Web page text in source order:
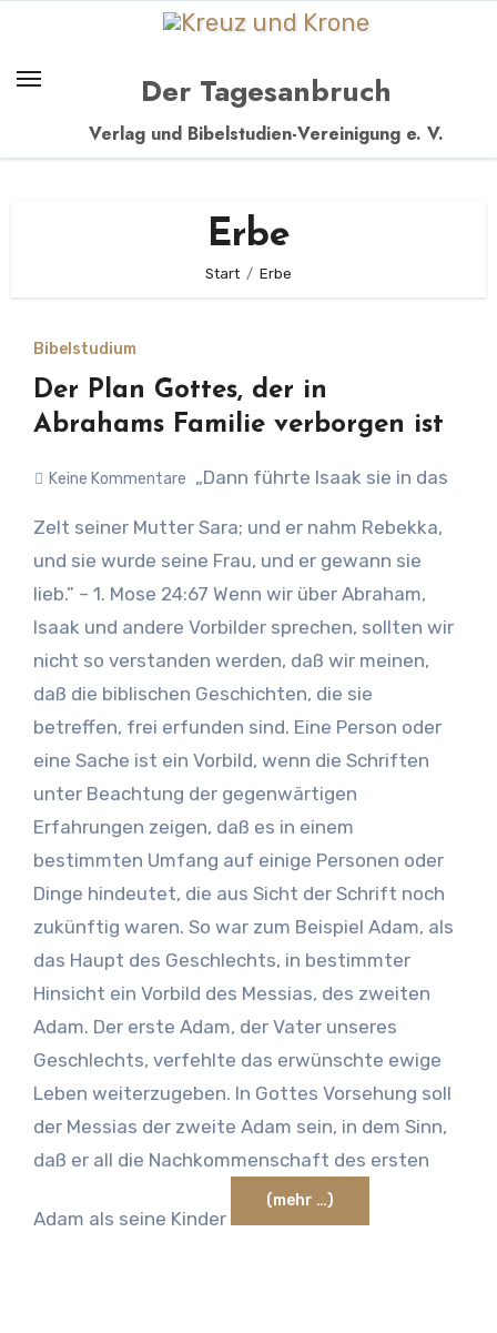
springen
Der Tagesanbruch
Verlag und Bibelstudien-Vereinigung e. V.
Erbe
Start Erbe
Bibelstudium
Der Plan Gottes, der in
Abrahams Familie verborgen ist
Keine Kommentare „Dann führte Isaak sie in das
Zelt seiner Mutter Sara; und er nahm Rebekka,
und sie wurde seine Frau, und er gewann sie
lieb.” – 1. Mose 24:67 Wenn wir über Abraham,
Isaak und andere Vorbilder sprechen, sollten wir
nicht so verstanden werden, daß wir meinen,
daß die biblischen Geschichten, die sie
betreffen, frei erfunden sind. Eine Person oder
eine Sache ist ein Vorbild, wenn die Schriften
unter Beachtung der gegenwärtigen
Erfahrungen zeigen, daß es in einem
bestimmten Umfang auf einige Personen oder
Dinge hindeutet, die aus Sicht der Schrift noch
zukünftig waren. So war zum Beispiel Adam, als
das Haupt des Geschlechts, in bestimmter
Hinsicht ein Vorbild des Messias, des zweiten
Adam. Der erste Adam, der Vater unseres
Geschlechts, verfehlte das erwünschte ewige
Leben weiterzugeben. In Gottes Vorsehung soll
der Messias der zweite Adam sein, in dem Sinn,
daß er all die Nachkommenschaft des ersten
Adam als seine Kinder
(mehr …)